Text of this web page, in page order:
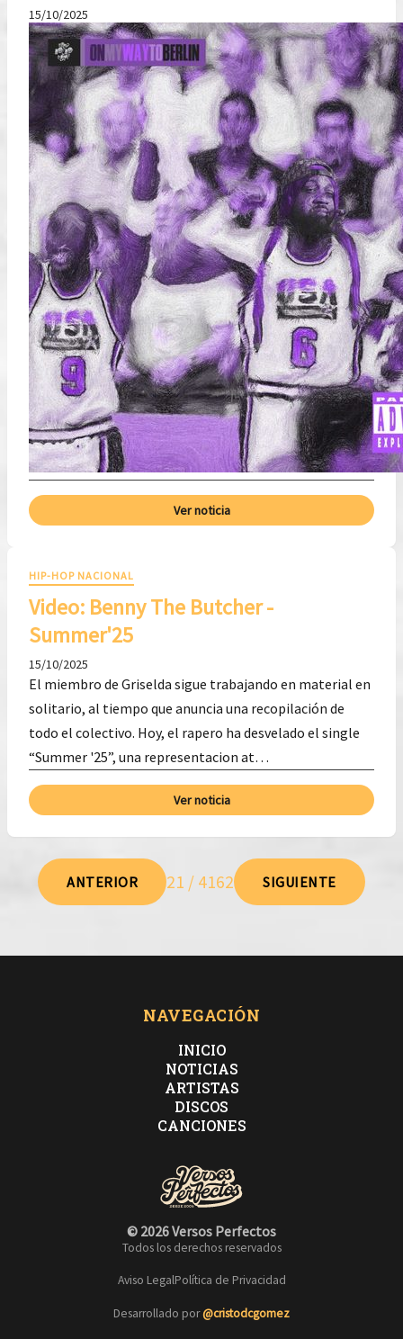
15/10/2025
Ver noticia
HIP-HOP NACIONAL
Video: Benny The Butcher -
Summer'25
15/10/2025
El miembro de Griselda sigue trabajando en material en
solitario, al tiempo que anuncia una recopilación de
todo el colectivo. Hoy, el rapero ha desvelado el single
“Summer '25”, una representacion at…
Ver noticia
ANTERIOR 21 / 4162 SIGUIENTE
NAVEGACIÓN
INICIO
NOTICIAS
ARTISTAS
DISCOS
CANCIONES
© 2026 Versos Perfectos
Todos los derechos reservados
Aviso LegalPolítica de Privacidad
Desarrollado por@cristodcgomez